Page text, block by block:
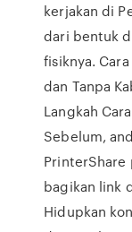
kerjakan di
dari bentuk
fisiknya.
dan Tanpa
Langkah
Sebelum,
PrinterShare
bagikan link
Hidupkan